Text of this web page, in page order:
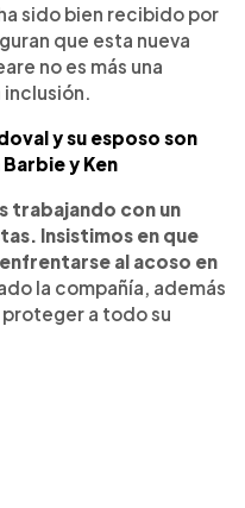
sido bien recibido por
que esta nueva
no es más una
y su esposo son
y Ken
trabajando con un
Insistimos en que
al acoso en
la compañía, además
a todo su